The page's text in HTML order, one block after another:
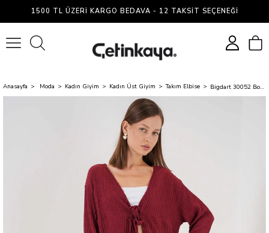
1500 TL ÜZERI KARGO BEDAVA - 12 TAKSIT SEÇENEĞI
Anasayfa Moda Kadın Giyim Kadın Üst Giyim Takım Elbise Bigdart 30052 Bordo Kadın İkili Takım 36-42